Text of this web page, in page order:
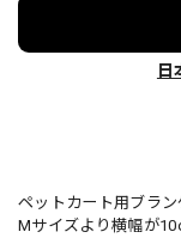
ペットカート用ブラン
Mサイズより横幅が